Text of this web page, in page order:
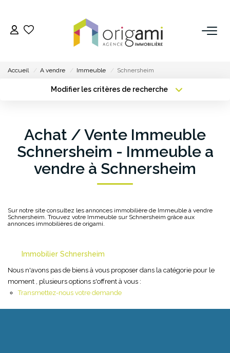
VENDRE
Pourquoi Nous Choisir ?
Nos Biens Vendus
GESTION
NOS AGENCES
Les Agences Origami
Notre Philosophie
Notre Équipe
Accueil A vendre Immeuble Schnersheim
Modifier les critères de recherche
Sélectionnez...
Surface min
Budget max Plus de critères
Achat / Vente Immeuble
Schnersheim - Immeuble a
vendre à Schnersheim
Sur notre site consultez les annonces immobilière de Immeuble à vendre
Schnersheim. Trouvez votre Immeuble sur Schnersheim grâce aux
annonces immobilières de origami.
Immobilier Schnersheim
Nous n'avons pas de biens à vous proposer dans la catégorie pour le
moment , plusieurs options s'offrent à vous :
Transmettez-nous votre demande